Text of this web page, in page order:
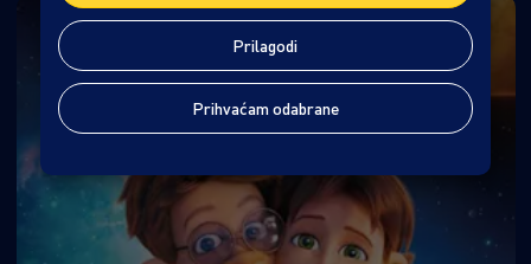
Prihvaćam odabrane
Prilagodi